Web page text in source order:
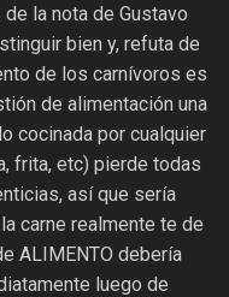
la nota de Gustavo
bien y, refuta de
de los carnívoros es
de alimentación una
cocinada por cualquier
frita, etc) pierde todas
así que sería
carne realmente te de
ALIMENTO debería
luego de